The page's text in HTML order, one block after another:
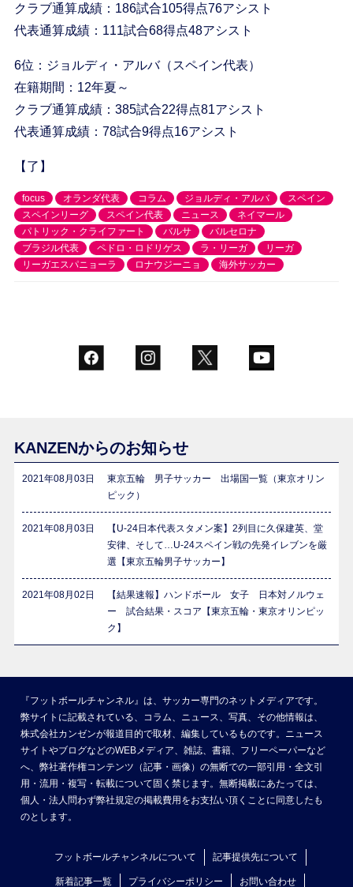
クラブ通算成績：186試合105得点76アシスト
代表通算成績：111試合68得点48アシスト
6位：ジョルディ・アルバ（スペイン代表）
在籍期間：12年夏～
クラブ通算成績：385試合22得点81アシスト
代表通算成績：78試合9得点16アシスト
【了】
focus オランダ代表 コラム ジョルディ・アルバ
スペイン
スペインリーグ
スペイン代表 ニュース
ネイマール
パトリック・クライファート
バルサ
バルセロナ
ブラジル代表
ペドロ・ロドリゲス ラ・リーガ
リーガ
リーガエスパニョーラ
ロナウジーニョ 海外サッカー
KANZENからのお知らせ
2021年08月03日
東京五輪 男子サッカー 出場国一覧（東京オリン
ピック）
2021年08月03日
【U-24日本代表スタメン案】2列目に久保建英、堂
安律、そして…U-24スペイン戦の先発イレブンを厳
選【東京五輪男子サッカー】
2021年08月02日
【結果速報】ハンドボール 女子 日本対ノルウェ
ー 試合結果・スコア【東京五輪・東京オリンピッ
ク】
『フットボールチャンネル』は、サッカー専門のネットメディアです。
弊サイトに記載されている、コラム、ニュース、写真、その他情報は、
株式会社カンゼンが報道目的で取材、編集しているものです。ニュース
サイトやブログなどのWEBメディア、雑誌、書籍、フリーペーパーなど
へ、弊社著作権コンテンツ（記事・画像）の無断での一部引用・全文引
用・流用・複写・転載について固く禁じます。無断掲載にあたっては、
個人・法人問わず弊社規定の掲載費用をお支払い頂くことに同意したも
のとします。
フットボールチャンネルについて 記事提供先について
新着記事一覧 プライバシーポリシー お問い合わせ